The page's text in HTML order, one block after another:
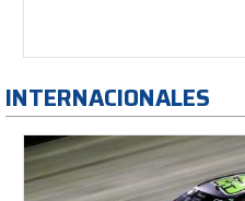
INTERNACIONALES